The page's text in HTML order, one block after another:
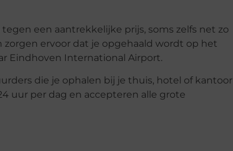
een aantrekkelijke prijs, soms zelfs net zo
ervoor dat je opgehaald wordt op het
Eindhoven International Airport.
die je ophalen bij je thuis, hotel of kantoor
uur per dag en accepteren alle grote